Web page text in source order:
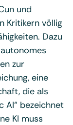
und
Kritikern völlig
Dazu
zur
eine
die als
AI“ bezeichnet
KI muss